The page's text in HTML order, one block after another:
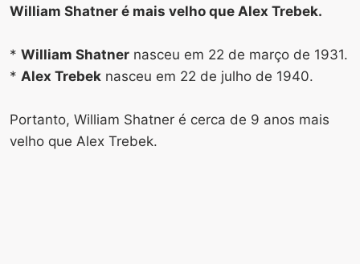
William Shatner é mais velho que Alex Trebek.
* William Shatner nasceu em 22 de março de 1931.
* Alex Trebek nasceu em 22 de julho de 1940.
Portanto, William Shatner é cerca de 9 anos mais
velho que Alex Trebek.